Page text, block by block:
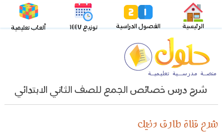
الرئيسية الفصول الدراسية توزيع ١٤٤٧ ألعاب تعليمية
شرح درس خصائص الجمع للصف الثاني الابتدائي
شرح قناة طارق دخيل